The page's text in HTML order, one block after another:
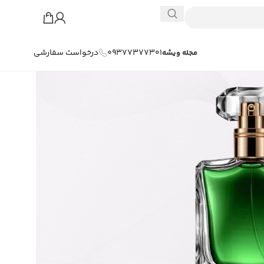
مجله ویشه09377377301 درخواست سفارشی